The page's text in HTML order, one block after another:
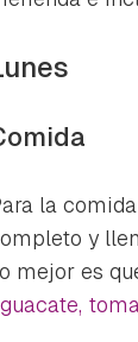
la
y
mejor es